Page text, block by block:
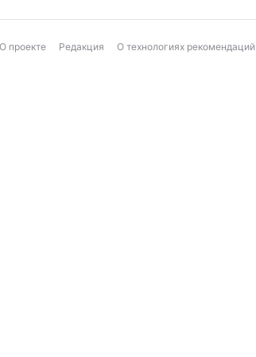
О проекте Редакция О технологиях рекомендаций